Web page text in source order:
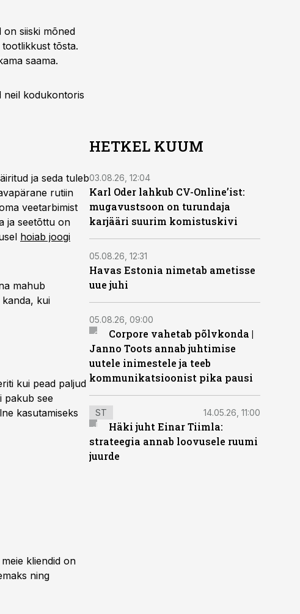
on siiski mõned
tõsta.
saama.
neil kodukontoris
ja seda tuleb
rutiin
veetarbimist
ja seetõttu on
hoiab joogi
mahub
kanda, kui
kui pead paljud
pakub see
kasutamiseks
HETKEL KUUM
03.08.26, 12:04
Karl Oder lahkub CV-Online’ist:
mugavustsoon on turundaja
karjääri suurim komistuskivi
05.08.26, 12:31
Havas Estonia nimetab ametisse
uue juhi
05.08.26, 09:00
Corpore vahetab põlvkonda |
Janno Toots annab juhtimise
uutele inimestele ja teeb
kommunikatsioonist pika pausi
ST 14.05.26, 11:00
Häki juht Einar Tiimla:
strateegia annab loovusele ruumi
juurde
kliendid on
ning